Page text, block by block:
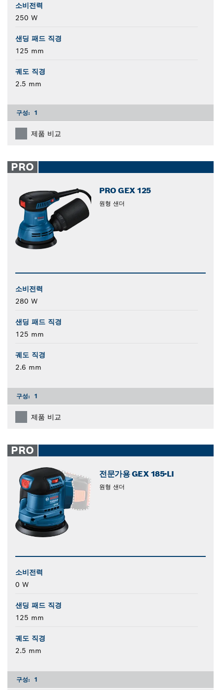
소비전력
250 W
샌딩 패드 직경
125 mm
궤도 직경
2.5 mm
구성: 1
제품 비교
PRO
PRO GEX 125
원형 샌더
소비전력
280 W
샌딩 패드 직경
125 mm
궤도 직경
2.6 mm
구성: 1
제품 비교
PRO
전문가용 GEX 185-LI
원형 샌더
소비전력
0 W
샌딩 패드 직경
125 mm
궤도 직경
2.5 mm
구성: 1